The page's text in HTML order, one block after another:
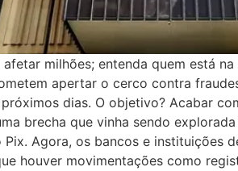
milhões; entenda quem está
apertar o cerco contra
dias. O objetivo? Acabar
brecha que vinha sendo
Agora, os bancos e instituições
houver movimentações como